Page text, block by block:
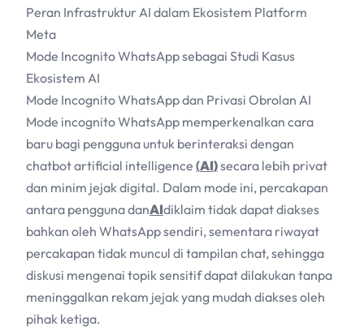
Peran Infrastruktur AI dalam Ekosistem Platform
Meta
Mode Incognito WhatsApp sebagai Studi Kasus
Ekosistem AI
Mode Incognito WhatsApp dan Privasi Obrolan AI
Mode incognito WhatsApp memperkenalkan cara
baru bagi pengguna untuk berinteraksi dengan
chatbot artificial intelligence (AI)secara lebih privat
dan minim jejak digital. Dalam mode ini, percakapan
antara pengguna danAIdiklaim tidak dapat diakses
bahkan oleh WhatsApp sendiri, sementara riwayat
percakapan tidak muncul di tampilan chat, sehingga
diskusi mengenai topik sensitif dapat dilakukan tanpa
meninggalkan rekam jejak yang mudah diakses oleh
pihak ketiga.